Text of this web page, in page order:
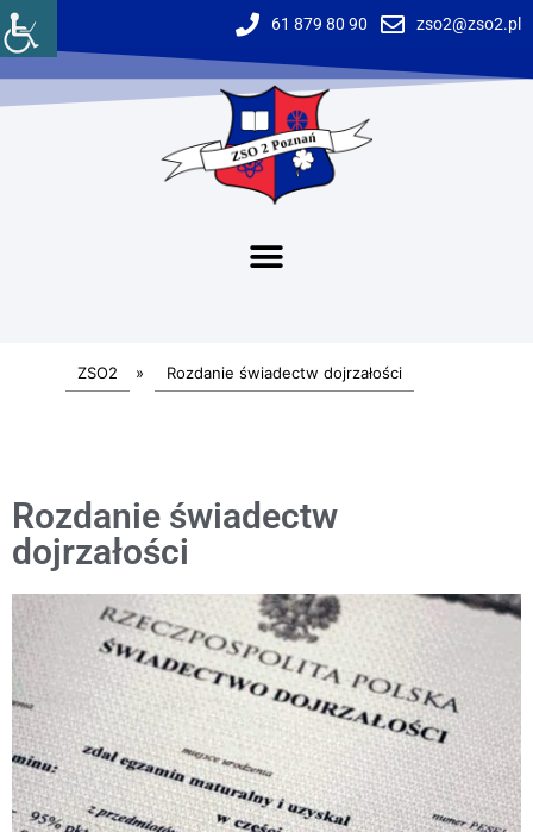
61 879 80 90 zso2@zso2.pl
ZSO2 » Rozdanie świadectw dojrzałości
Rozdanie świadectw
dojrzałości